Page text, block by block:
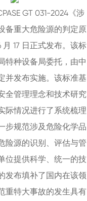
GT 031-2024《涉
备重大危险源的判定原
月 17 日正式发布。该标
特种设备局委托，由中
并发布实施。该标准基
全管理理念和技术研究
际情况进行了系统梳理
步规范涉及危险化学品
险源的识别、评估与管
位提供科学、统一的技
发布填补了国内在该领
重特大事故的发生具有